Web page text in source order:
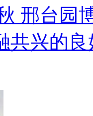
邢台园
共兴的